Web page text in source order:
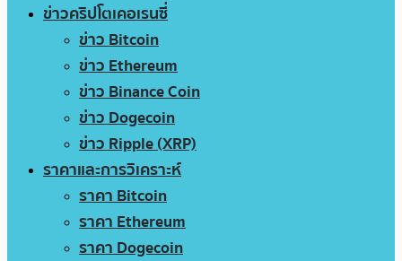
ข่าวคริปโตเคอเรนซี่
ข่าว Bitcoin
ข่าว Ethereum
ข่าว Binance Coin
ข่าว Dogecoin
ข่าว Ripple (XRP)
ราคาและการวิเคราะห์
ราคา Bitcoin
ราคา Ethereum
ราคา Dogecoin